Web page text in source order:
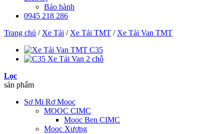
Bảo hành
0945 218 286
Trang chủ / Xe Tải / Xe Tải TMT / Xe Tải Van TMT
Lọc
sản phẩm
Sơ Mi Rơ Mooc
MOOC CIMC
Mooc Ben CIMC
Mooc Xương